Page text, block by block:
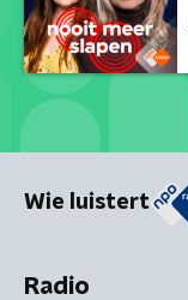
Wie luistert
Radio